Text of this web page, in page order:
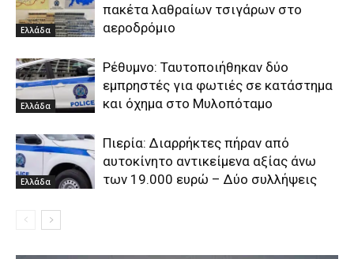
Ελλάδα
πακέτα λαθραίων τσιγάρων στο
αεροδρόμιο
Ελλάδα
Ρέθυμνο: Ταυτοποιήθηκαν δύο
εμπρηστές για φωτιές σε κατάστημα
και όχημα στο Μυλοπόταμο
Ελλάδα
Πιερία: Διαρρήκτες πήραν από
αυτοκίνητο αντικείμενα αξίας άνω
των 19.000 ευρώ – Δύο συλλήψεις